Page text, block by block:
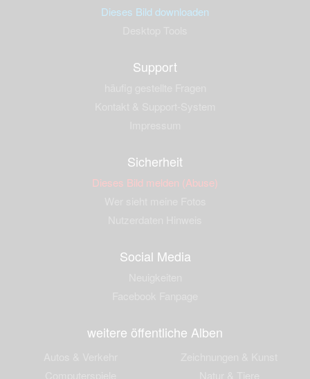
Dieses Bild downloaden
Support
Sicherheit
Dieses Bild melden (Abuse)
Social Media
weitere öffentliche Alben